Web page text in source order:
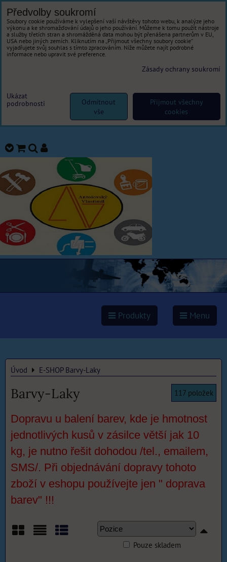
Produkty Menu
Úvod E-SHOP Barvy-Laky
Barvy-Laky 117 položek
Dopravu u balení barev, kde je hmotnost
jednotlivých kusů v zásilce větší jak 10
kg, je nutno řešit dohodou /tel., emailem,
SMS/. Při objednávání dopravy tohoto
zboží v eshopu používejte jen " doprava
barev" !!!
Pouze skladem
Předvolby soukromí
Soubory cookie používáme k vylepšení vaší návštěvy tohoto webu, k analýze jeho
výkonu a ke shromažďování údajů o jeho používání. Můžeme k tomu použít nástroje
a služby třetích stran a shromážděná data mohou být přenášena partnerům v EU,
USA nebo jiných zemích. Kliknutím na „Přijmout všechny soubory cookie“
vyjadřujete svůj souhlas s tímto zpracováním. Níže můžete najít podrobné
informace nebo upravit své preference.
Zásady ochrany soukromí
Ukázat
podrobnosti
Přijmout všechny
cookies
Odmítnout
vše